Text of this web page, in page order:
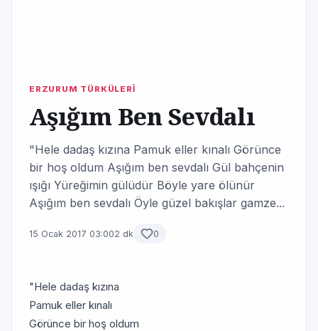
ERZURUM TÜRKÜLERİ
Aşığım Ben Sevdalı
"Hele dadaş kızına Pamuk eller kınalı Görünce
bir hoş oldum Aşığım ben sevdalı Gül bahçenin
ışığı Yüreğimin gülüdür Böyle yare ölünür
Aşığım ben sevdalı Öyle güzel bakışlar gamze...
15 Ocak 2017 03:002 dk 0
"Hele dadaş kızına
Pamuk eller kınalı
Görünce bir hoş oldum